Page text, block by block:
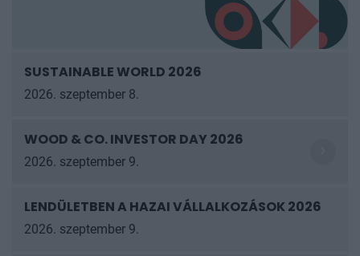
SUSTAINABLE WORLD 2026
2026. szeptember 8.
WOOD & CO. INVESTOR DAY 2026
2026. szeptember 9.
LENDÜLETBEN A HAZAI VÁLLALKOZÁSOK
2026